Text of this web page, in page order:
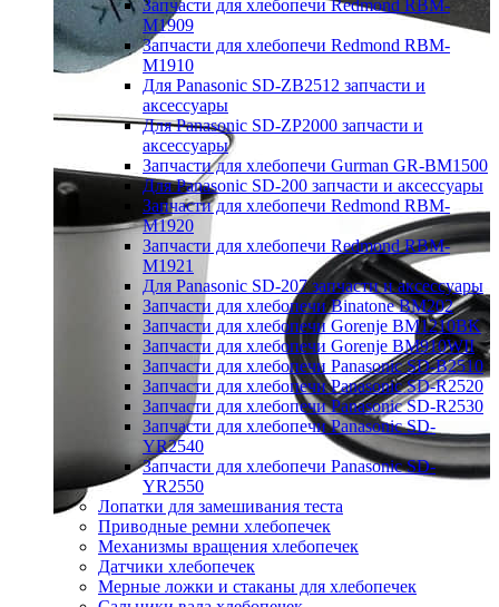
Запчасти для хлебопечи Redmond RBM-
M1909
Запчасти для хлебопечи Redmond RBM-
M1910
Для Panasonic SD-ZB2512 запчасти и
аксессуары
Для Panasonic SD-ZP2000 запчасти и
аксессуары
Запчасти для хлебопечи Gurman GR-BM1500
Для Panasonic SD-200 запчасти и аксессуары
Запчасти для хлебопечи Redmond RBM-
M1920
Запчасти для хлебопечи Redmond RBM-
M1921
Для Panasonic SD-207 запчасти и аксессуары
Запчасти для хлебопечи Binatone BM202
Запчасти для хлебопечи Gorenje BM1210BK
Запчасти для хлебопечи Gorenje BM910WII
Запчасти для хлебопечи Panasonic SD-B2510
Запчасти для хлебопечи Panasonic SD-R2520
Запчасти для хлебопечи Panasonic SD-R2530
Запчасти для хлебопечи Panasonic SD-
YR2540
Запчасти для хлебопечи Panasonic SD-
YR2550
Лопатки для замешивания теста
Приводные ремни хлебопечек
Механизмы вращения хлебопечек
Датчики хлебопечек
Мерные ложки и стаканы для хлебопечек